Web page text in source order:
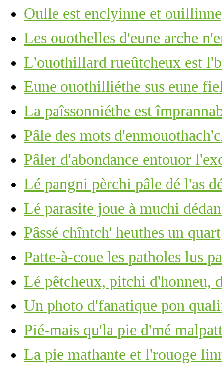
Oulle est enclyinne et
Les ouothelles d'eune arche
L'ouothillard rueûtcheux est
Eune ouothilliéthe sus eune
La paîssonniéthe est
Pâle des mots
Pâler d'abondance entouor
Lé pangni pèrchi pâle dé l'as
Lé parasite joue à muchi
Pâssé chîntch' heuthes un
Patte-à-coue les patholes lus
Lé pêtcheux, pitchi d'honneu,
Un photo d'fanatique pon
Pié-mais qu'la pie d'mé
La pie mathante et l'rouoge